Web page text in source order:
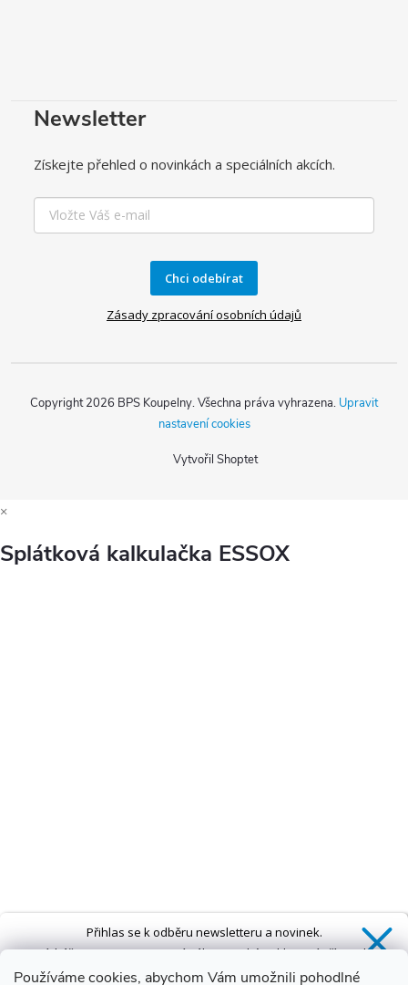
Používáme cookies, abychom Vám umožnili pohodlné
Newsletter
Získejte přehled o novinkách a speciálních akcích.
Chci odebírat
Zásady zpracování osobních údajů
Vytvořil Shoptet
Copyright 2026 BPS Koupelny. Všechna práva vyhrazena. Upravit
nastavení cookies
×
Splátková kalkulačka ESSOX
Přihlas se k odběru newsletteru a novinek.
ZískášSLEVU 5 %na první nákup a také exkluzivní přístup k
novinkám, slevám a dalším speciálním nabídkám.*